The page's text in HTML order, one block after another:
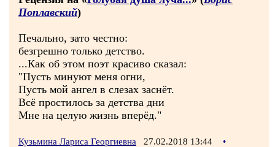
Поплавский)
Печально, зато честно:
безгрешно только детство.
...Как об этом поэт красиво сказал:
"Пусть минуют меня огни,
Пусть мой ангел в слезах заснёт.
Всё простилось за детства дни
Мне на целую жизнь вперёд."
Кузьмина Лариса Георгиевна 27.02.2018 13:44
•